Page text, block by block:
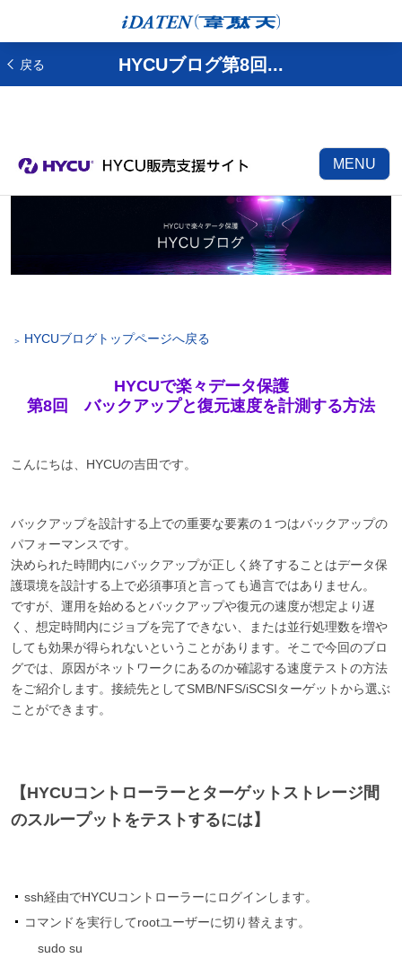
戻る HYCUブログ第8回...
MENU
HYCUブログトップページへ戻る
HYCUで楽々データ保護
第8回 バックアップと復元速度を計測する方法
こんにちは、HYCUの吉田です。
バックアップを設計する上での重要な要素の１つはバックアップの
パフォーマンスです。
決められた時間内にバックアップが正しく終了することはデータ保
護環境を設計する上で必須事項と言っても過言ではありません。
ですが、運用を始めるとバックアップや復元の速度が想定より遅
く、想定時間内にジョブを完了できない、または並行処理数を増や
しても効果が得られないということがあります。そこで今回のブロ
グでは、原因がネットワークにあるのか確認する速度テストの方法
をご紹介します。接続先としてSMB/NFS/iSCSIターゲットから選ぶ
ことができます。
【HYCUコントローラーとターゲットストレージ間
のスループットをテストするには】
ssh経由でHYCUコントローラーにログインします。
コマンドを実行してrootユーザーに切り替えます。
sudo su